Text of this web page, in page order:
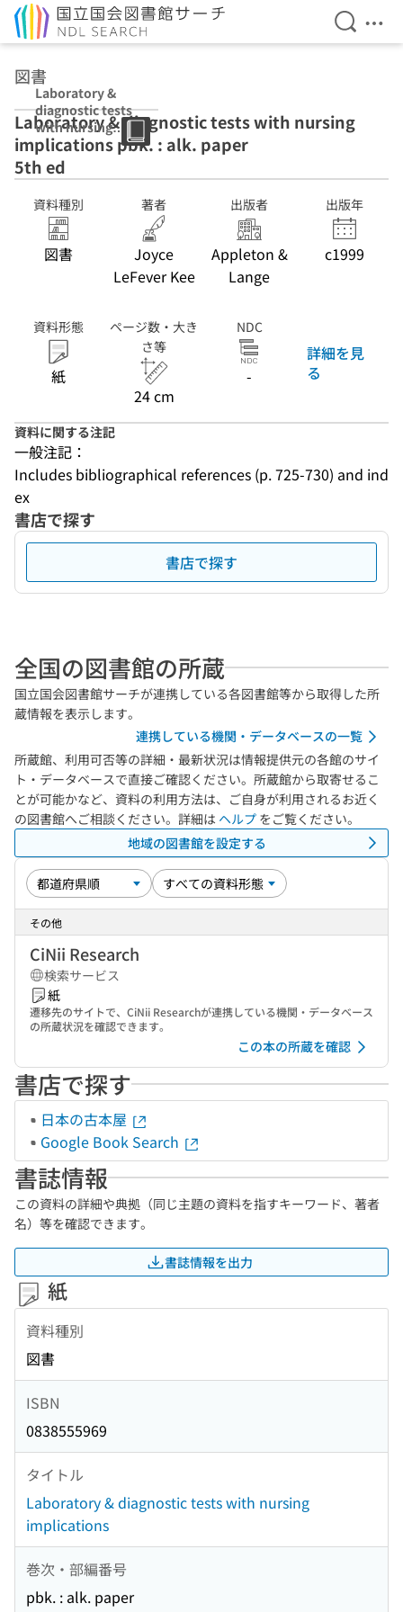
検索を
メ
図書
Laboratory &
diagnostic tests
with nursing
implications
pbk. : alk. paper
5th ed
Laboratory & diagnostic tests with nursing
implications pbk. : alk. paper
5th ed
資料種別
図書
著者
Joyce
LeFever Kee
出版者
Appleton &
Lange
出版年
c1999
資料形態
紙
ページ数・大き
さ等
24 cm
NDC
-
詳細を見
る
資料に関する注記
一般注記：
Includes bibliographical references (p. 725-730) and ind
ex
書店で探す
書店で探す
全国の図書館の所蔵
国立国会図書館サーチが連携している各図書館等から取得した所
蔵情報を表示します。
連携している機関・データベースの一覧
所蔵館、利用可否等の詳細・最新状況は情報提供元の各館のサイ
ト・データベースで直接ご確認ください。所蔵館から取寄せるこ
とが可能かなど、資料の利用方法は、ご自身が利用されるお近く
の図書館へご相談ください。詳細は ヘルプ をご覧ください。
地域の図書館を設定する
その他
CiNii Research
検索サービス
紙
遷移先のサイトで、CiNii Researchが連携している機関・データベース
の所蔵状況を確認できます。
この本の所蔵を確認
書店で探す
日本の古本屋
Google Book Search
書誌情報
この資料の詳細や典拠（同じ主題の資料を指すキーワード、著者
名）等を確認できます。
書誌情報を出力
紙
資料種別
図書
ISBN
0838555969
タイトル
Laboratory & diagnostic tests with nursing
implications
巻次・部編番号
pbk. : alk. paper